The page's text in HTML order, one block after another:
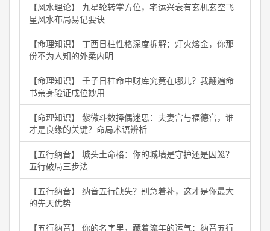
【风水理论】 九星轮转掌方位，宅运兴衰有玄机玄空飞
星风水布局易记要诀
【命理知识】 丁酉日柱性格深度拆解：灯火熔金，你那
份不为人知的外柔内明
【命理知识】 壬子日柱命中财库究竟在哪儿？我翻遍命
书亲身验证戌位妙用
【命理知识】 紫微斗数择偶迷思：夫妻宫与福德宫，谁
才是良缘的关键？命局术语辨析
【五行纳音】 城头土命格：你的城墙是守护还是囚笼？
五行破局三步法
【五行纳音】 纳音五行缺失？别急着补，这才是你最大
的先天优势
【五行纳音】 你的名字里，藏着流年的运气：纳音五行